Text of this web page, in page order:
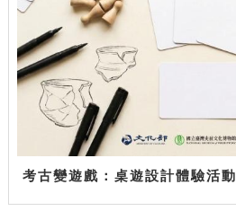
考古變遊戲：桌遊設計體驗活動